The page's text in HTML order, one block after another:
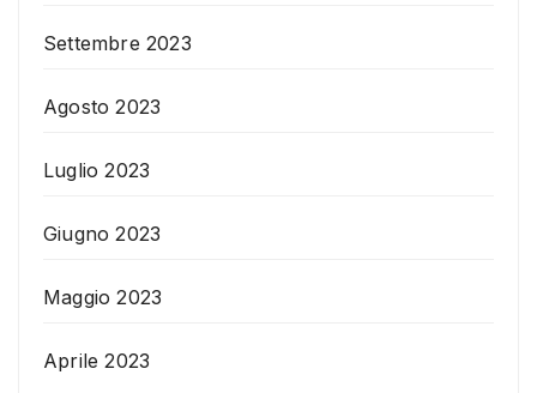
Settembre 2023
Agosto 2023
Luglio 2023
Giugno 2023
Maggio 2023
Aprile 2023